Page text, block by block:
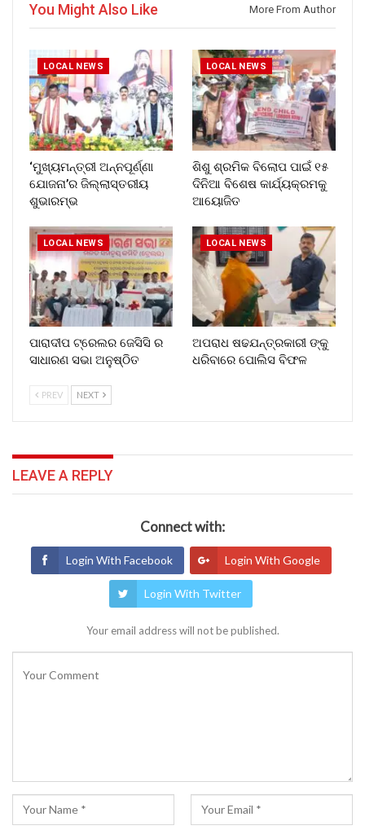
You Might Also Like More From Author
LOCAL NEWS
‘ମୁଖ୍ୟମନ୍ତ୍ରୀ ଅନ୍ନପୂର୍ଣ୍ଣା
ଯୋଜନା’ର ଜିଲ୍ଲାସ୍ତରୀୟ
ଶୁଭାରମ୍ଭ
LOCAL NEWS
ଶିଶୁ ଶ୍ରମିକ ବିଲୋପ ପାଇଁ ୧୫
ଦିନିଆ ବିଶେଷ କାର୍ଯ୍ୟକ୍ରମକୁ
ଆୟୋଜିତ
LOCAL NEWS
ପାରାଦୀପ ଟ୍ରେଲର ଜେସିସି ର
ସାଧାରଣ ସଭା ଅନୁଷ୍ଠିତ
LOCAL NEWS
ଅପରାଧ ଷଢଯନ୍ତ୍ରକାରୀ ଙ୍କୁ
ଧରିବାରେ ପୋଲିସ ବିଫଳ
PREV NEXT
LEAVE A REPLY
Connect with:
Login With Facebook Login With Google
Login With Twitter
Your email address will not be published.